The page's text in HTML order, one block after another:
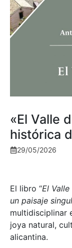
«El Valle
histórica
29/05/2026
El libro “El
un paisaje
multidisciplinar
joya natural,
alicantina.